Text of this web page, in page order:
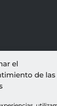
el
de las